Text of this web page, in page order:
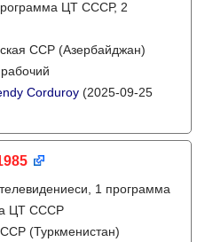
ЦТ СССР, 2
ССР (Азербайджан)
Corduroy (2025-09-25
1 программа
ЦТ СССР
(Туркменистан)